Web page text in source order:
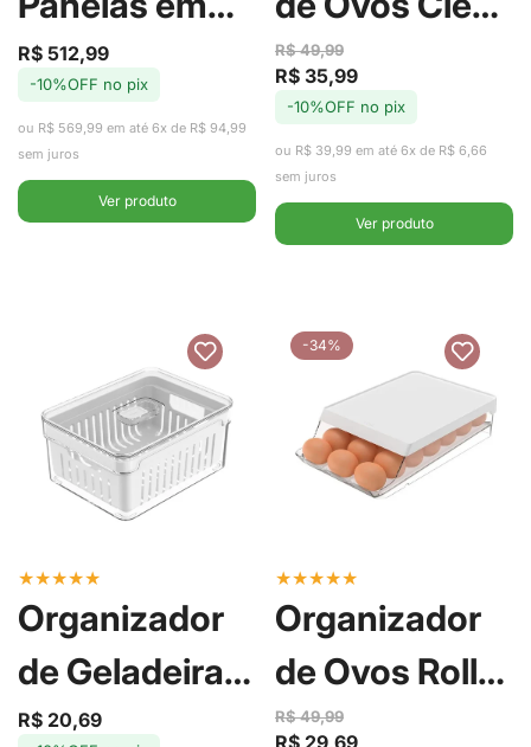
Alumínio com
Revestimento
em
Antiaderente
Vermelho -
Tramontina
Preço
de
R$ 512,99
Preço
regular
-10%OFF no pix
ou R$ 569,99 em até 6x de R$ 94,99
sem juros
Ver produto
Fresh 36 unid
- Ou
Preço
de
R$ 35,99
Preço
regular
R$ 49,99
-10%OFF no pix
ou R$ 39,99 em até 6x de R$ 6,66
sem juros
Ver produto
★★★★★
Organizador
de Geladeira
com Cesto
Preço
R$ 20,69
Preço
-34%
★★★★★
Organizador
de Ovos Roll
Clear Fresh 21
R$ 29,69
R$ 49,99